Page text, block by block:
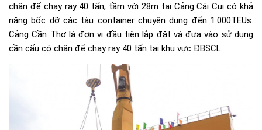
chân đế chạy ray 40 tấn, tầm với 28m tại Cảng Cái Cui có khả
năng bốc dỡ các tàu container chuyên dung đến 1.000TEUs.
Cảng Cần Thơ là đơn vị đầu tiên lắp đặt và đưa vào sử dụng
cần cẩu có chân đế chạy ray 40 tấn tại khu vực ĐBSCL.